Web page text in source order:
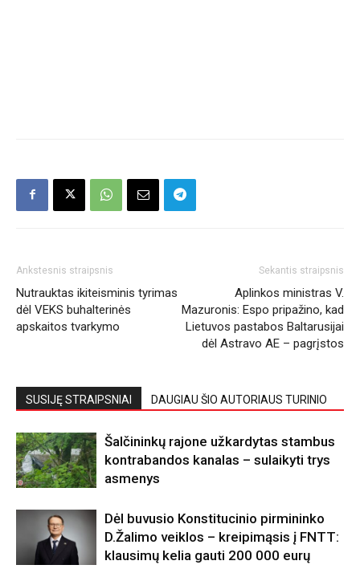
Ankstesnis straipsnis
Nutrauktas ikiteisminis tyrimas
dėl VEKS buhalterinės
apskaitos tvarkymo
Sekantis straipsnis
Aplinkos ministras V.
Mazuronis: Espo pripažino, kad
Lietuvos pastabos Baltarusijai
dėl Astravo AE – pagrįstos
SUSIJĘ STRAIPSNIAI DAUGIAU ŠIO AUTORIAUS TURINIO
Šalčininkų rajone užkardytas stambus
kontrabandos kanalas – sulaikyti trys
asmenys
Dėl buvusio Konstitucinio pirmininko
D.Žalimo veiklos – kreipimąsis į FNTT:
klausimų kelia gauti 200 000 eurų